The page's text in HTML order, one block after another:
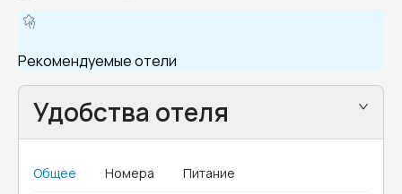
Рекомендуемые отели
Удобства отеля
Общее Номера Питание